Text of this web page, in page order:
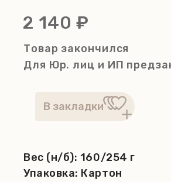
2 140 ₽
Товар закончился
Для Юр. лиц и ИП
Вес (н/б): 160/254 г
Упаковка: Картон